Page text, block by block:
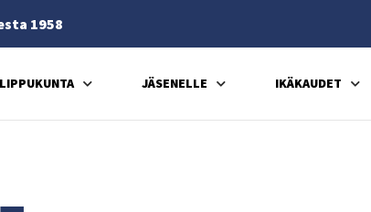
1958
LIPPUKUNTA JÄSENELLE IKÄKAUDET